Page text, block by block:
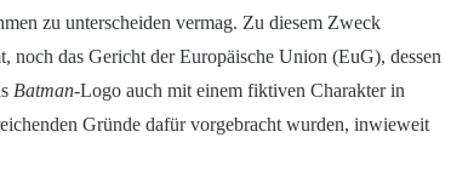
zu unterscheiden vermag. Zu diesem Zweck
noch das Gericht der Europäische Union (EuG), dessen
Batman-Logo auch mit einem fiktiven Charakter in
Gründe dafür vorgebracht wurden, inwieweit